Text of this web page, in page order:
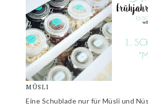
MÜSLI
Eine Schublade nur für Müsli und